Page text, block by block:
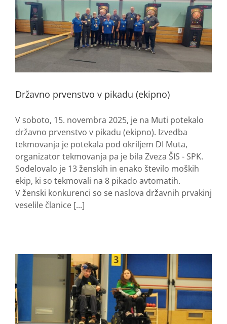
Državno prvenstvo v pikadu (ekipno)
V soboto, 15. novembra 2025, je na Muti potekalo
državno prvenstvo v pikadu (ekipno). Izvedba
tekmovanja je potekala pod okriljem DI Muta,
organizator tekmovanja pa je bila Zveza ŠIS - SPK.
Sodelovalo je 13 ženskih in enako število moških
ekip, ki so tekmovali na 8 pikado avtomatih.
V ženski konkurenci so se naslova državnih prvakinj
veselile članice [...]